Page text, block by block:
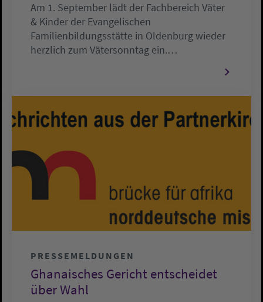
Am 1. September lädt der Fachbereich Väter
& Kinder der Evangelischen
Familienbildungsstätte in Oldenburg wieder
herzlich zum Vätersonntag ein.…
PRESSEMELDUNGEN
Ghanaisches Gericht entscheidet
über Wahl